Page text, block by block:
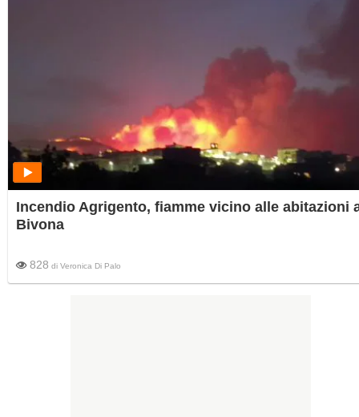
Incendio Agrigento, fiamme vicino alle abitazioni
Bivona
828 di Veronica Di Palo